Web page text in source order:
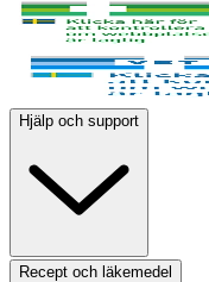
Hjälp och support
Recept och läkemedel